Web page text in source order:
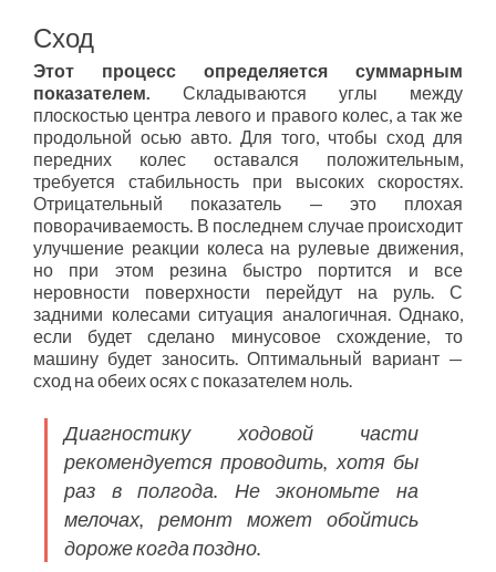
Сход
Этот процесс определяется суммарным
показателем. Складываются углы между
плоскостью центра левого и правого колес, а так же
продольной осью авто. Для того, чтобы сход для
передних колес оставался положительным,
требуется стабильность при высоких скоростях.
Отрицательный показатель — это плохая
поворачиваемость. В последнем случае происходит
улучшение реакции колеса на рулевые движения,
но при этом резина быстро портится и все
неровности поверхности перейдут на руль. С
задними колесами ситуация аналогичная. Однако,
если будет сделано минусовое схождение, то
машину будет заносить. Оптимальный вариант —
сход на обеих осях с показателем ноль.
Диагностику ходовой части
рекомендуется проводить, хотя бы
раз в полгода. Не экономьте на
мелочах, ремонт может обойтись
дороже когда поздно.